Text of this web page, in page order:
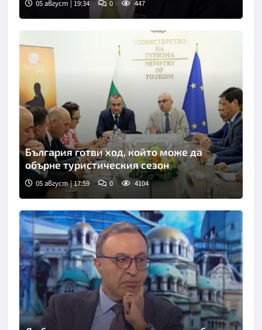
Снимка: Нова телевизия
05 август | 19:34 0 447
България готви ход, който може да
обърне туристическия сезон
05 август | 17:59 0 4104